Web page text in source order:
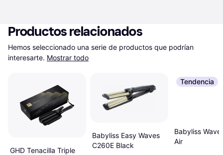
Productos relacionados
Hemos seleccionado una serie de productos que podrían
interesarte. Mostrar todo
GHD Tenacilla Triple
Babyliss Easy Waves
C260E Black
Tendencia
Babyliss
Air